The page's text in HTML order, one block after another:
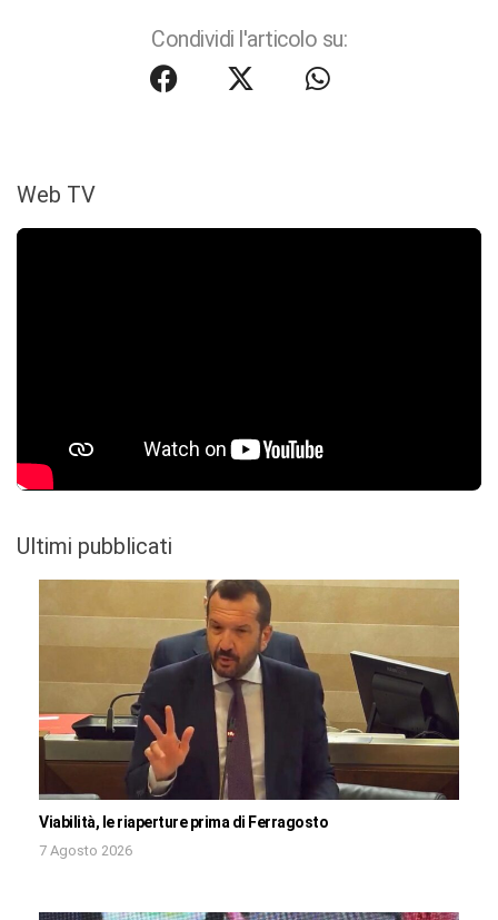
Condividi l'articolo su:
Web TV
Ultimi pubblicati
Viabilità, le riaperture prima di Ferragosto
7 Agosto 2026